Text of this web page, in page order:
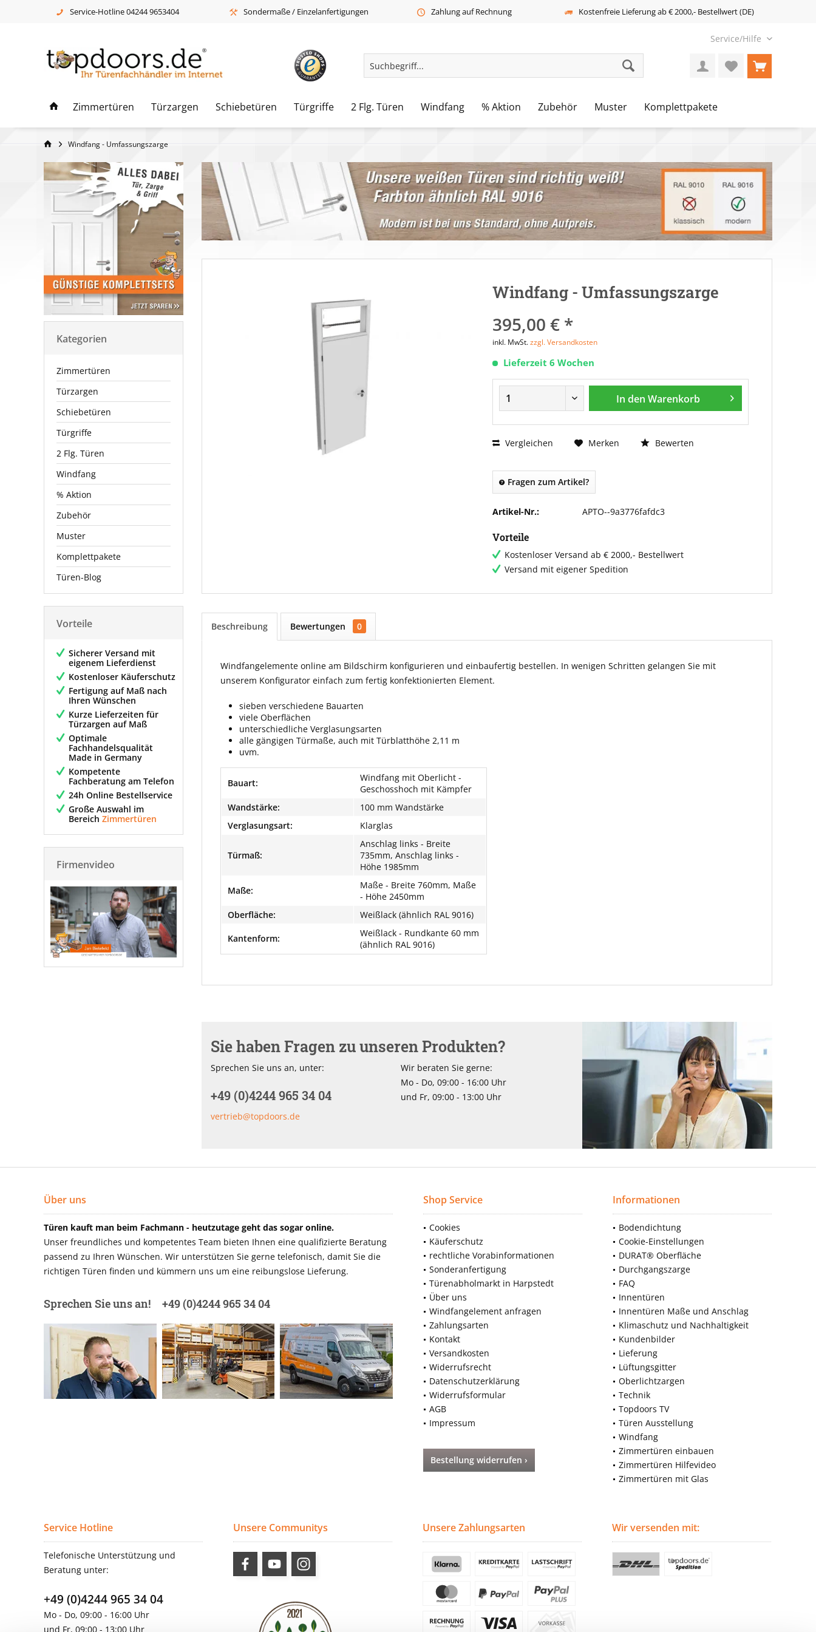
Service-Hotline 04244 9653404 Sondermaße / Einzelanfertigungen Zahlung auf Rechnung Kostenfreie Lieferung ab € 2000,- Bestellwert (DE)
Service/Hilfe
Zimmertüren Türzargen Schiebetüren Türgriffe 2 Flg. Türen Windfang % Aktion Zubehör Muster Komplettpakete
Windfang - Umfassungszarge
Kategorien
Zimmertüren
Türzargen
Schiebetüren
Türgriffe
2 Flg. Türen
Windfang
% Aktion
Zubehör
Muster
Komplettpakete
Türen-Blog
Vorteile
Sicherer Versand mit
eigenem Lieferdienst
Kostenloser Käuferschutz
Fertigung auf Maß nach
Ihren Wünschen
Kurze Lieferzeiten für
Türzargen auf Maß
Optimale
Fachhandelsqualität
Made in Germany
Kompetente
Fachberatung am Telefon
24h Online Bestellservice
Große Auswahl im
Bereich Zimmertüren
Firmenvideo
Windfang - Umfassungszarge
395,00 € *
inkl. MwSt.zzgl. Versandkosten
Lieferzeit 6 Wochen
In den Warenkorb
Vergleichen Merken Bewerten
Fragen zum Artikel?
Artikel-Nr.: APTO--9a3776fafdc3
Vorteile
Kostenloser Versand ab € 2000,- Bestellwert
Versand mit eigener Spedition
Beschreibung Bewertungen 0
Windfangelemente online am Bildschirm konfigurieren und einbaufertig bestellen. In wenigen Schritten gelangen Sie mit
unserem Konfigurator einfach zum fertig konfektionierten Element.
sieben verschiedene Bauarten
viele Oberflächen
unterschiedliche Verglasungsarten
alle gängigen Türmaße, auch mit Türblatthöhe 2,11 m
uvm.
Bauart:
Windfang mit Oberlicht -
Geschosshoch mit Kämpfer
Wandstärke:
100 mm Wandstärke
Verglasungsart:
Klarglas
Türmaß:
Anschlag links - Breite
735mm, Anschlag links -
Höhe 1985mm
Maße:
Maße - Breite 760mm, Maße
- Höhe 2450mm
Oberfläche:
Weißlack (ähnlich RAL 9016)
Kantenform:
Weißlack - Rundkante 60 mm
(ähnlich RAL 9016)
Sie haben Fragen zu unseren Produkten?
Sprechen Sie uns an, unter:
+49 (0)4244 965 34 04
vertrieb@topdoors.de
Wir beraten Sie gerne:
Mo - Do, 09:00 - 16:00 Uhr
und Fr, 09:00 - 13:00 Uhr
Über uns
Türen kauft man beim Fachmann - heutzutage geht das sogar online.
Unser freundliches und kompetentes Team bieten Ihnen eine qualifizierte Beratung
passend zu Ihren Wünschen. Wir unterstützen Sie gerne telefonisch, damit Sie die
richtigen Türen finden und kümmern uns um eine reibungslose Lieferung.
Sprechen Sie uns an! +49 (0)4244 965 34 04
Shop Service
Cookies
Käuferschutz
rechtliche Vorabinformationen
Sonderanfertigung
Türenabholmarkt in Harpstedt
Über uns
Windfangelement anfragen
Zahlungsarten
Kontakt
Versandkosten
Widerrufsrecht
Datenschutzerklärung
Widerrufsformular
AGB
Impressum
Bestellung widerrufen ›
Informationen
Bodendichtung
Cookie-Einstellungen
DURAT® Oberfläche
Durchgangszarge
FAQ
Innentüren
Innentüren Maße und Anschlag
Klimaschutz und Nachhaltigkeit
Kundenbilder
Lieferung
Lüftungsgitter
Oberlichtzargen
Technik
Topdoors TV
Türen Ausstellung
Windfang
Zimmertüren einbauen
Zimmertüren Hilfevideo
Zimmertüren mit Glas
Service Hotline
Telefonische Unterstützung und
Beratung unter:
+49 (0)4244 965 34 04
Mo - Do, 09:00 - 16:00 Uhr
und Fr, 09:00 - 13:00 Uhr
Unsere Communitys Unsere Zahlungsarten Wir versenden mit: